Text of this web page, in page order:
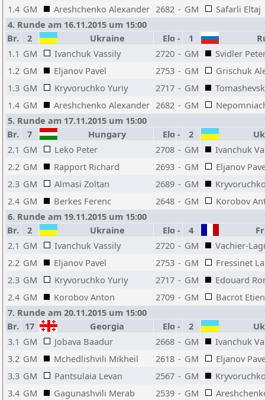
1.4 GM Areshchenko Alexander 2682 - GM
Safarli Eltaj
4. Runde am 16.11.2015 um 15:00
Br.
2 Ukraine Elo - 1
1.1 GM Ivanchuk Vassily 2720 - GM
Svidler
1.2 GM Eljanov Pavel 2753 - GM
Grischuk
1.3 GM Kryvoruchko Yuriy 2717 - GM
1.4 GM Areshchenko Alexander 2682 - GM
5. Runde am 17.11.2015 um 15:00
Br.
7 Hungary Elo - 2
2.1 GM Leko Peter 2708 - GM
Ivanchuk
2.2 GM Rapport Richard 2693 - GM
Eljanov
2.3 GM Almasi Zoltan 2689 - GM
2.4 GM Berkes Ferenc 2648 - GM
Korobov
6. Runde am 19.11.2015 um 15:00
Br.
2 Ukraine Elo - 4
2.1 GM Ivanchuk Vassily 2720 - GM
Vachier-
2.2 GM Eljanov Pavel 2753 - GM
Fressinet
2.3 GM Kryvoruchko Yuriy 2717 - GM
Edouard
2.4 GM Korobov Anton 2709 - GM
Bacrot
7. Runde am 20.11.2015 um 15:00
Br. 17 Georgia Elo - 2
3.1 GM Jobava Baadur 2668 - GM
Ivanchuk
3.2 GM Mchedlishvili Mikheil 2618 - GM
Eljanov
3.3 GM Pantsulaia Levan 2567 - GM
3.4 GM Gagunashvili Merab 2539 - GM